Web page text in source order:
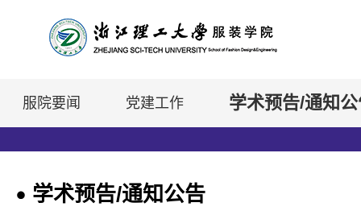
服院要闻 党建工作 学术预告/通知
学术预告/通知公告